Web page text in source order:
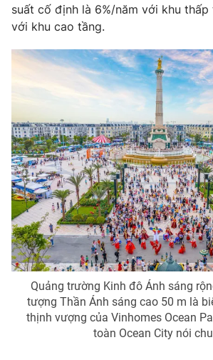
Thị trường
Tư vấn
Lịch phát sóng
Chuyên mục khác
Podcast
Photo
Video Shorts
VTV Money VTV Thể
VTV Sức khoẻ Bất động
Thị trường 24h Tấm
Vươn
suất cố định là 6%/năm với khu thấp
với khu cao tầng.
Quảng trường Kinh đô Ánh sáng
tượng Thần Ánh sáng cao 50 m là
thịnh vượng của Vinhomes Ocean
toàn Ocean City nói